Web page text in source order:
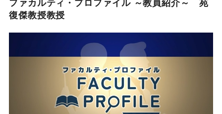
ファカルティ・プロファイル ～教員紹介～ 苑
復傑教授教授